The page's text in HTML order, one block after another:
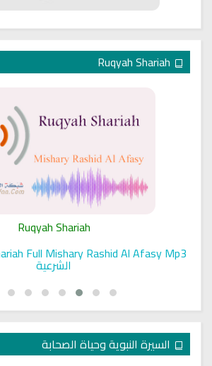
النهي عن السفر بالمصحف إلى بلاد
خيف وقوعه في أيديهم
2817 | 2024-05-31
Ruqyah Shariah
الشرعية
السيرة النبوية وحياة الصحابة